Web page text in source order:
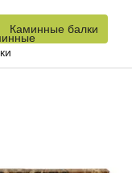
Каминные балки